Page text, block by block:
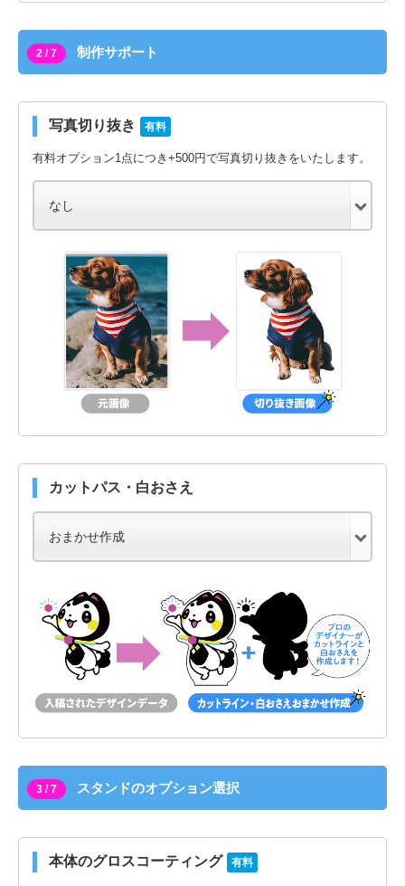
2 / 7 制作サポート
写真切り抜き 有料
有料オプション1点につき+500円で写真切り抜きをいたします。
カットパス・白おさえ
3 / 7 スタンドのオプション選択
本体のグロスコーティング 有料